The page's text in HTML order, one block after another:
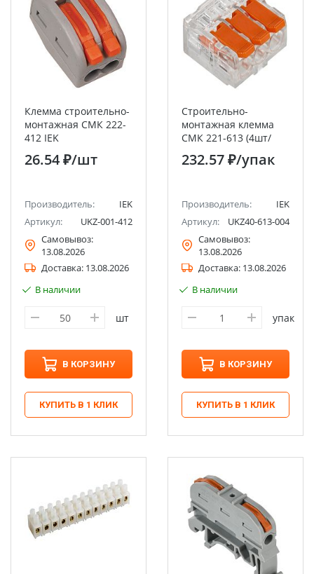
Клемма строительно-
монтажная СМК 222-
412 IEK
26.54 ₽/шт
Производитель:
IEK
Артикул:
UKZ-001-412
Самовывоз:
13.08.2026
Доставка: 13.08.2026
В наличии
шт
В КОРЗИНУ
КУПИТЬ В 1 КЛИК
Строительно-
монтажная клемма
СМК 221-613 (4шт/
232.57 ₽/упак
Производитель:
IEK
Артикул:
UKZ40-613-004
Самовывоз:
13.08.2026
Доставка: 13.08.2026
В наличии
упак
В КОРЗИНУ
КУПИТЬ В 1 КЛИК